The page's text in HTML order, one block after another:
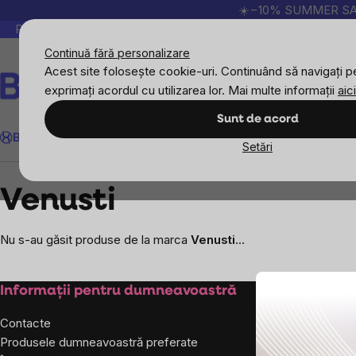
Continuă fără personalizare
Acest site folosește cookie-uri. Continuând să navigați
exprimați acordul cu utilizarea lor. Mai multe informații aici
Sunt de acord
Setări
☀️−10% SUMMER
Peste 200.000 de recenzii verificate Produsele
Căutare
BrainMax
SportImunitateFemeiBărbațiCopiiObiective
Venusti
Nu s-au găsit produse de la marca Venusti...
Subsol
Informații pentru dumneavoastră
Contacte
Produsele dumneavoastră preferate